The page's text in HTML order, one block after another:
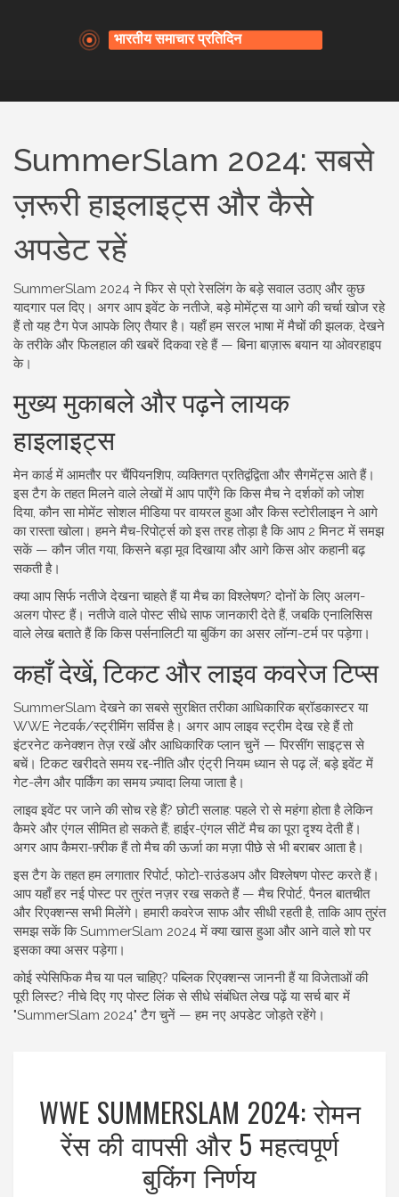
SummerSlam 2024: सबसे
ज़रूरी हाइलाइट्स और कैसे
अपडेट रहें
SummerSlam 2024 ने फिर से प्रो रेसलिंग के बड़े सवाल उठाए और कुछ
यादगार पल दिए। अगर आप इवेंट के नतीजे, बड़े मोमेंट्स या आगे की चर्चा खोज रहे
हैं तो यह टैग पेज आपके लिए तैयार है। यहाँ हम सरल भाषा में मैचों की झलक, देखने
के तरीके और फिलहाल की खबरें दिकवा रहे हैं — बिना बाज़ारू बयान या ओवरहाइप
के।
मुख्य मुकाबले और पढ़ने लायक
हाइलाइट्स
मेन कार्ड में आमतौर पर चैंपियनशिप, व्यक्तिगत प्रतिद्वंद्विता और सैगमेंट्स आते हैं।
इस टैग के तहत मिलने वाले लेखों में आप पाएँगे कि किस मैच ने दर्शकों को जोश
दिया, कौन सा मोमेंट सोशल मीडिया पर वायरल हुआ और किस स्टोरीलाइन ने आगे
का रास्ता खोला। हमने मैच-रिपोर्ट्स को इस तरह तोड़ा है कि आप 2 मिनट में समझ
सकें — कौन जीत गया, किसने बड़ा मूव दिखाया और आगे किस ओर कहानी बढ़
सकती है।
क्या आप सिर्फ नतीजे देखना चाहते हैं या मैच का विश्लेषण? दोनों के लिए अलग-
अलग पोस्ट हैं। नतीजे वाले पोस्ट सीधे साफ जानकारी देते हैं, जबकि एनालिसिस
वाले लेख बताते हैं कि किस पर्सनालिटी या बुकिंग का असर लॉन्ग-टर्म पर पड़ेगा।
कहाँ देखें, टिकट और लाइव कवरेज टिप्स
SummerSlam देखने का सबसे सुरक्षित तरीका आधिकारिक ब्रॉडकास्टर या
WWE नेटवर्क/स्ट्रीमिंग सर्विस है। अगर आप लाइव स्ट्रीम देख रहे हैं तो
इंटरनेट कनेक्शन तेज़ रखें और आधिकारिक प्लान चुनें — पिरसींग साइट्स से
बचें। टिकट खरीदते समय रद्द-नीति और एंट्री नियम ध्यान से पढ़ लें; बड़े इवेंट में
गेट-लैग और पार्किंग का समय ज़्यादा लिया जाता है।
लाइव इवेंट पर जाने की सोच रहे हैं? छोटी सलाह: पहले रो से महंगा होता है लेकिन
कैमरे और एंगल सीमित हो सकते हैं; हाईर-एंगल सीटें मैच का पूरा दृश्य देती हैं।
अगर आप कैमरा-फ़्रीक हैं तो मैच की ऊर्जा का मज़ा पीछे से भी बराबर आता है।
इस टैग के तहत हम लगातार रिपोर्ट, फोटो-राउंडअप और विश्लेषण पोस्ट करते हैं।
आप यहाँ हर नई पोस्ट पर तुरंत नज़र रख सकते हैं — मैच रिपोर्ट, पैनल बातचीत
और रिएक्शन्स सभी मिलेंगे। हमारी कवरेज साफ और सीधी रहती है, ताकि आप तुरंत
समझ सकें कि SummerSlam 2024 में क्या खास हुआ और आने वाले शो पर
इसका क्या असर पड़ेगा।
कोई स्पेसिफिक मैच या पल चाहिए? पब्लिक रिएक्शन्स जाननी हैं या विजेताओं की
पूरी लिस्ट? नीचे दिए गए पोस्ट लिंक से सीधे संबंधित लेख पढ़ें या सर्च बार में
"SummerSlam 2024" टैग चुनें — हम नए अपडेट जोड़ते रहेंगे।
WWE SUMMERSLAM 2024: रोमन
रेंस की वापसी और 5 महत्वपूर्ण
बुकिंग निर्णय